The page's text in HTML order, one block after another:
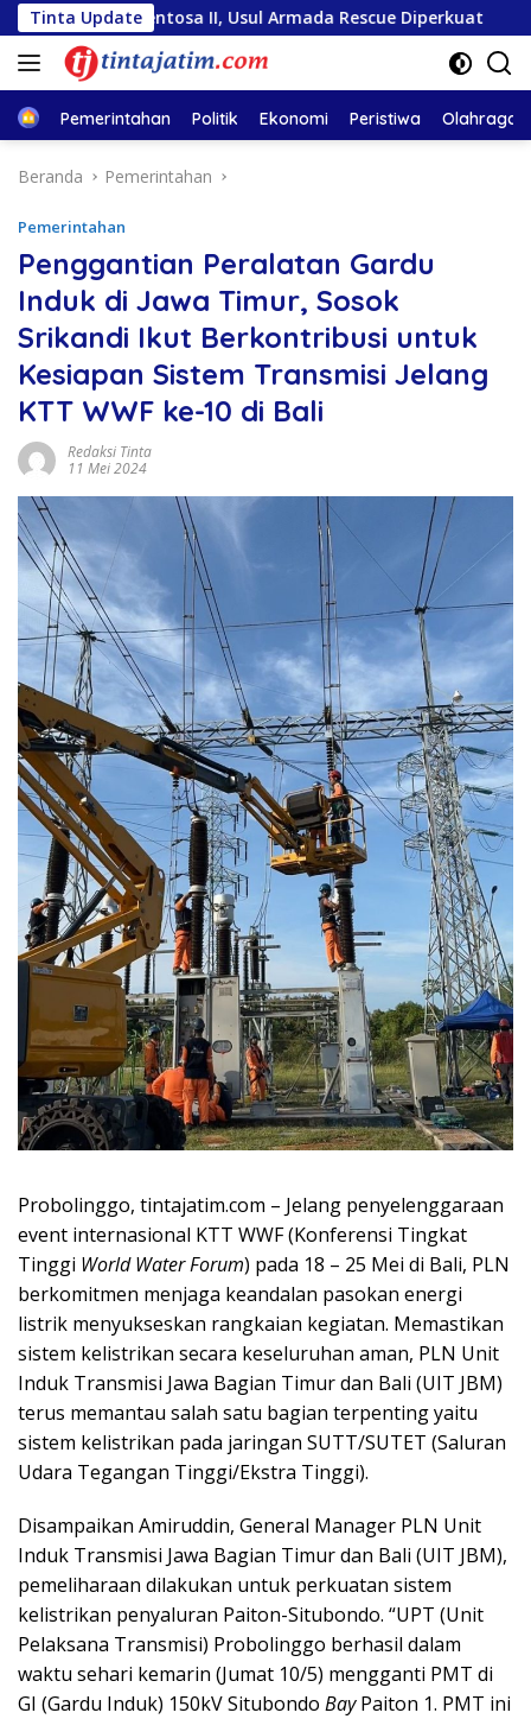
Langsung
ke
konten
Tinta Update
Sentosa II, Usul Armada Rescue Diperkuat Sambut
HomePemerintahan Politik Ekonomi Peristiwa Olahraga
Beranda Pemerintahan
Pemerintahan
Penggantian Peralatan Gardu
Induk di Jawa Timur, Sosok
Srikandi Ikut Berkontribusi untuk
Kesiapan Sistem Transmisi Jelang
KTT WWF ke-10 di Bali
Redaksi Tinta
11 Mei 2024
Probolinggo, tintajatim.com – Jelang penyelenggaraan
event internasional KTT WWF (Konferensi Tingkat
Tinggi World Water Forum) pada 18 – 25 Mei di Bali, PLN
berkomitmen menjaga keandalan pasokan energi
listrik menyukseskan rangkaian kegiatan. Memastikan
sistem kelistrikan secara keseluruhan aman, PLN Unit
Induk Transmisi Jawa Bagian Timur dan Bali (UIT JBM)
terus memantau salah satu bagian terpenting yaitu
sistem kelistrikan pada jaringan SUTT/SUTET (Saluran
Udara Tegangan Tinggi/Ekstra Tinggi).
Disampaikan Amiruddin, General Manager PLN Unit
Induk Transmisi Jawa Bagian Timur dan Bali (UIT JBM),
pemeliharaan dilakukan untuk perkuatan sistem
kelistrikan penyaluran Paiton-Situbondo. “UPT (Unit
Pelaksana Transmisi) Probolinggo berhasil dalam
waktu sehari kemarin (Jumat 10/5) mengganti PMT di
GI (Gardu Induk) 150kV Situbondo BayPaiton 1. PMT ini